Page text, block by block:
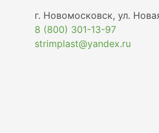
г. Новомосковск, ул.
8 (800) 301-13-97
strimplast@yandex.ru